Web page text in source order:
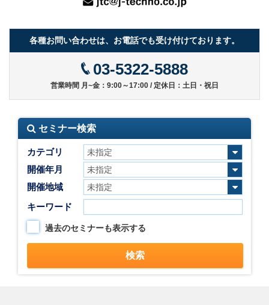
各種お問い合わせは、お電話でも受け付けております。
03-5322-5888
営業時間 月~金：9:00～17:00 / 定休日：土日・祝日
セミナー検索
カテゴリ
開催年月
開催地域
キーワード
過去のセミナーも表示する